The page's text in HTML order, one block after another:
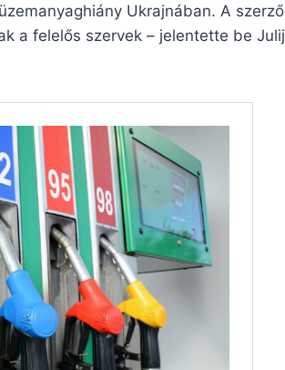
Ukrajnában. A
a felelős szervek – jelentette be